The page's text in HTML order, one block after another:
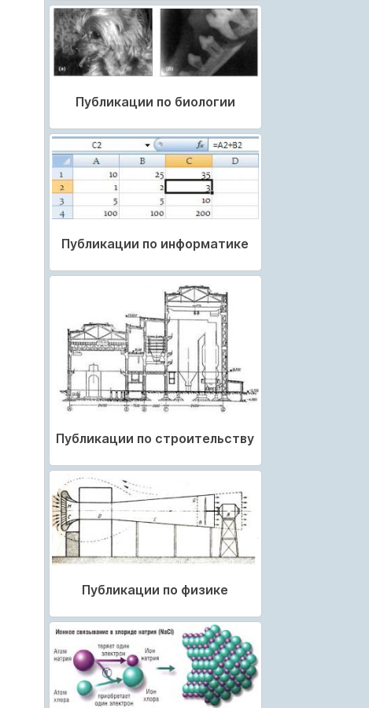
Публикации по биологии
Публикации по информатике
Публикации по строительству
Публикации по физике